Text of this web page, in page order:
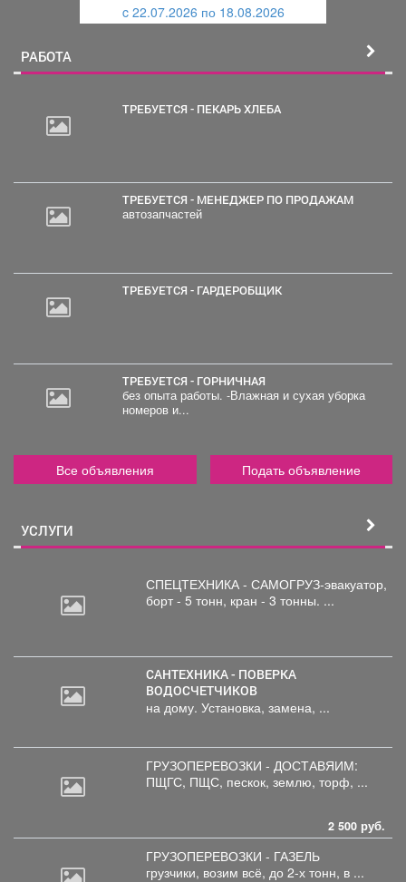
c 22.07.2026 по 18.08.2026
РАБОТА
ТРЕБУЕТСЯ - ПЕКАРЬ ХЛЕБА
ТРЕБУЕТСЯ - МЕНЕДЖЕР ПО ПРОДАЖАМ
автозапчастей
ТРЕБУЕТСЯ - ГАРДЕРОБЩИК
ТРЕБУЕТСЯ - ГОРНИЧНАЯ
без опыта работы. -Влажная и сухая уборка
номеров и...
Все объявления Подать объявление
УСЛУГИ
СПЕЦТЕХНИКА - САМОГРУЗ-эвакуатор,
борт - 5 тонн, кран - 3 тонны. ...
САНТЕХНИКА - ПОВЕРКА
ВОДОСЧЕТЧИКОВ
на дому. Установка, замена, ...
ГРУЗОПЕРЕВОЗКИ - ДОСТАВЯИМ:
ПЩГС, ПЩС, пескок, землю, торф, ...
2 500 руб.
ГРУЗОПЕРЕВОЗКИ - ГАЗЕЛЬ
грузчики, возим всё, до 2-х тонн, в ...